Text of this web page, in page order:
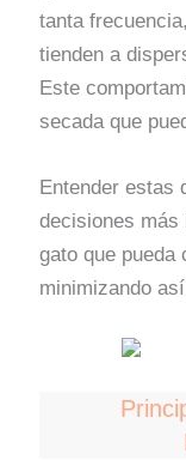
tanta
tienden a
Este
secada que
Entender estas
decisiones más
gato que pueda
minimizando